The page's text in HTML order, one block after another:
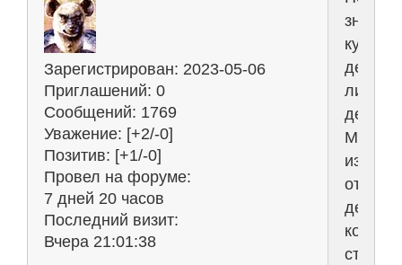
Зарегистрирован: 2023-05-06
Приглашений: 0
Сообщений: 1769
Уважение: [+2/-0]
Позитив: [+1/-0]
Провел на форуме:
7 дней 20 часов
Последний визит:
Вчера 21:01:38
знаете
куда
девать
от
денег
стало